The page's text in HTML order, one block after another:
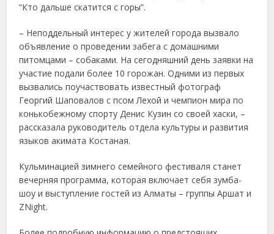
“Кто дальше скатится с горы”.
– Неподдельный интерес у жителей города вызвало
объявление о проведении забега с домашними
питомцами – собаками. На сегодняшний день заявки на
участие подали более 10 горожан. Одними из первых
вызвались поучаствовать известный фотограф
Георгий Шаповалов с псом Лехой и чемпион мира по
конькобежному спорту Денис Кузин со своей хаски, –
рассказала руководитель отдела культуры и развития
языков акимата Костаная.
Кульминацией зимнего семейного фестиваля станет
вечерняя программа, которая включает себя зумба-
шоу и выступление гостей из Алматы – группы Аршат и
ZNight.